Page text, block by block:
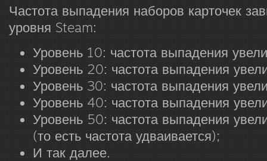
Частота выпадения наборов карточек
уровня Steam:
Уровень 10: частота выпадения
Уровень 20: частота выпадения
Уровень 30: частота выпадения
Уровень 40: частота выпадения
Уровень 50: частота выпадения
(то есть частота удваивается);
И так далее.